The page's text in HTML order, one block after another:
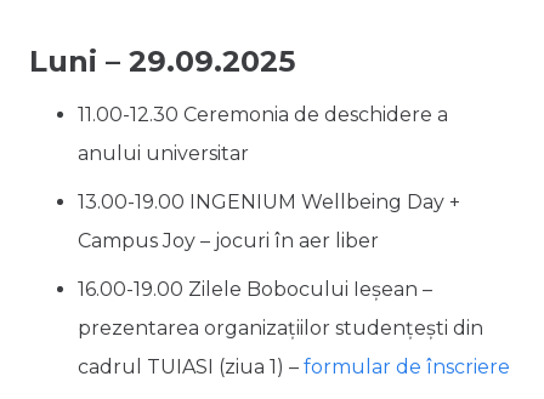
Luni – 29.09.2025
11.00-12.30 Ceremonia de deschidere a
anului universitar
13.00-19.00 INGENIUM Wellbeing Day +
Campus Joy – jocuri în aer liber
16.00-19.00 Zilele Bobocului Ieșean –
prezentarea organizațiilor studențești din
cadrul TUIASI (ziua 1) – formular de înscriere